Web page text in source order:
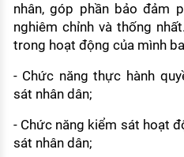
nhân, góp phần bảo đảm
nghiêm chỉnh và thống
trong hoạt động của mình
- Chức năng thực hành
sát nhân dân;
- Chức năng kiểm sát hoạt
sát nhân dân;